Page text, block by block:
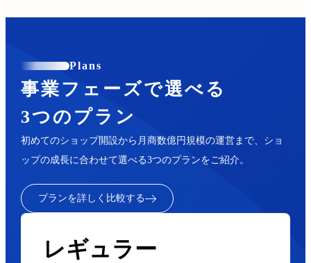
Plans
事業フェーズで選べる
3つのプラン
初めてのショップ開設から月商数億円規模の運営まで、ショ
ップの成長に合わせて選べる3つのプランをご紹介。
プランを詳しく比較する
レギュラー